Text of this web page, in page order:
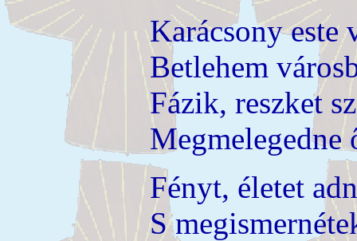
Karácsony este
Betlehem
Fázik, reszket
Megmelegedne
Fényt, életet
S